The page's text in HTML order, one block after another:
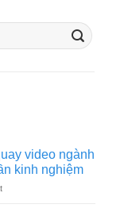
video ngành
kinh nghiệm
ở